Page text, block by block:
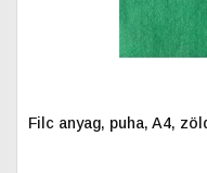
Filc anyag, puha, A4,